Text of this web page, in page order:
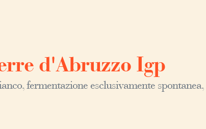
d'Abruzzo Igp
fermentazione esclusivamente spontanea,